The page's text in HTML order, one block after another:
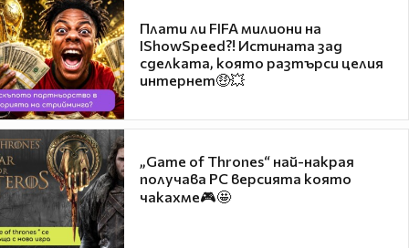
Плати ли FIFA милиони на
IShowSpeed?! Истината зад
сделката, която разтърси целия
интернет🤑💥
„Game of Thrones“ най-накрая
получава PC версията която
чакахме🎮🤩